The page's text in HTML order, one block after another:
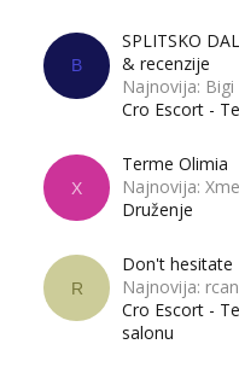
B
SPLITSKO
& recenzije
Najnovija: Bigi
Cro Escort -
X
Terme Olimia
Najnovija:
Druženje
R
Don't hesitate
Najnovija:
Cro Escort -
salonu